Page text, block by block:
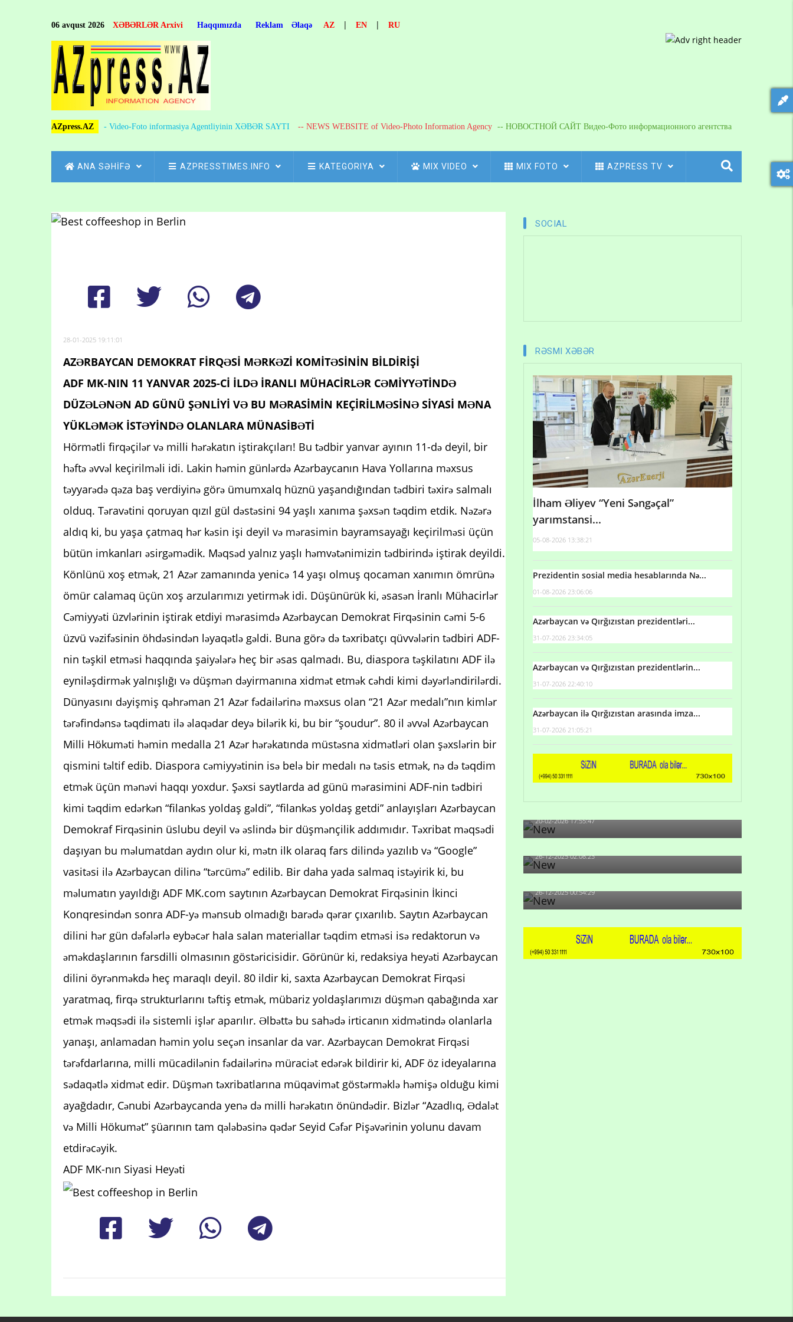
06 avqust 2026 XƏBƏRLƏR Arxivi Haqqımızda Reklam Əlaqə AZ | EN | RU
AZpress.AZ - Video-Foto informasiya Agentliyinin XƏBƏR SAYTI -- NEWS WEBSITE of Video-Photo Information Agency -- НОВОСТНОЙ САЙТ Видео-Фото информационного агентства
MAIN
NAVIGATION
ANA SƏHİFƏ AZPRESSTIMES.INFO KATEGORIYA MIX VIDEO MIX FOTO AZPRESS TV
Breadcrumb
28-01-2025 19:11:01
AZƏRBAYCAN DEMOKRAT FİRQƏSİ MƏRKƏZİ KOMİTƏSİNİN BİLDİRİŞİ
ADF MK-NIN 11 YANVAR 2025-Cİ İLDƏ İRANLI MÜHACİRLƏR CƏMİYYƏTİNDƏ
DÜZƏLƏNƏN AD GÜNÜ ŞƏNLİYİ VƏ BU MƏRASİMİN KEÇİRİLMƏSİNƏ SİYASİ MƏNA
YÜKLƏMƏK İSTƏYİNDƏ OLANLARA MÜNASİBƏTİ
Hörmətli firqəçilər və milli hərəkatın iştirakçıları! Bu tədbir yanvar ayının 11-də deyil, bir
həftə əvvəl keçirilməli idi. Lakin həmin günlərdə Azərbaycanın Hava Yollarına məxsus
təyyarədə qəza baş verdiyinə görə ümumxalq hüznü yaşandığından tədbiri təxirə salmalı
olduq. Təravətini qoruyan qızıl gül dəstəsini 94 yaşlı xanıma şəxsən təqdim etdik. Nəzərə
aldıq ki, bu yaşa çatmaq hər kəsin işi deyil və mərasimin bayramsayağı keçirilməsi üçün
bütün imkanları əsirgəmədik. Məqsəd yalnız yaşlı həmvətənimizin tədbirində iştirak deyildi.
Könlünü xoş etmək, 21 Azər zamanında yenicə 14 yaşı olmuş qocaman xanımın ömrünə
ömür calamaq üçün xoş arzularımızı yetirmək idi. Düşünürük ki, əsasən İranlı Mühacirlər
Cəmiyyəti üzvlərinin iştirak etdiyi mərasimdə Azərbaycan Demokrat Firqəsinin cəmi 5-6
üzvü vəzifəsinin öhdəsindən ləyaqətlə gəldi. Buna görə də təxribatçı qüvvələrin tədbiri ADF-
nin təşkil etməsi haqqında şaiyələrə heç bir əsas qalmadı. Bu, diaspora təşkilatını ADF ilə
eyniləşdirmək yalnışlığı və düşmən dəyirmanına xidmət etmək cəhdi kimi dəyərləndirilərdi.
Dünyasını dəyişmiş qəhrəman 21 Azər fədailərinə məxsus olan “21 Azər medalı”nın kimlər
tərəfindənsə təqdimatı ilə əlaqədar deyə bilərik ki, bu bir “şoudur”. 80 il əvvəl Azərbaycan
Milli Hökuməti həmin medalla 21 Azər hərəkatında müstəsna xidmətləri olan şəxslərin bir
qismini təltif edib. Diaspora cəmiyyətinin isə belə bir medalı nə təsis etmək, nə də təqdim
etmək üçün mənəvi haqqı yoxdur. Şəxsi saytlarda ad günü mərasimini ADF-nin tədbiri
kimi təqdim edərkən “filankəs yoldaş gəldi”, “filankəs yoldaş getdi” anlayışları Azərbaycan
Demokraf Firqəsinin üslubu deyil və əslində bir düşmənçilik addımıdır. Təxribat məqsədi
daşıyan bu məlumatdan aydın olur ki, mətn ilk olaraq fars dilində yazılıb və “Google”
vasitəsi ilə Azərbaycan dilinə “tərcümə” edilib. Bir daha yada salmaq istəyirik ki, bu
məlumatın yayıldığı ADF MK.com saytının Azərbaycan Demokrat Firqəsinin İkinci
Konqresindən sonra ADF-yə mənsub olmadığı barədə qərar çıxarılıb. Saytın Azərbaycan
dilini hər gün dəfələrlə eybəcər hala salan materiallar təqdim etməsi isə redaktorun və
əməkdaşlarının farsdilli olmasının göstəricisidir. Görünür ki, redaksiya heyəti Azərbaycan
dilini öyrənməkdə heç maraqlı deyil. 80 ildir ki, saxta Azərbaycan Demokrat Firqəsi
yaratmaq, firqə strukturlarını təftiş etmək, mübariz yoldaşlarımızı düşmən qabağında xar
etmək məqsədi ilə sistemli işlər aparılır. Əlbəttə bu sahədə irticanın xidmətində olanlarla
yanaşı, anlamadan həmin yolu seçən insanlar da var. Azərbaycan Demokrat Firqəsi
tərəfdarlarına, milli mücadilənin fədailərinə müraciət edərək bildirir ki, ADF öz ideyalarına
sədaqətlə xidmət edir. Düşmən təxribatlarına müqavimət göstərməklə həmişə olduğu kimi
ayağdadır, Cənubi Azərbaycanda yenə də milli hərəkatın önündədir. Bizlər “Azadlıq, Ədalət
və Milli Hökumət” şüarının tam qələbəsinə qədər Seyid Cəfər Pişəvərinin yolunu davam
etdirəcəyik.
ADF MK-nın Siyasi Heyəti
SOCIAL
RƏSMI XƏBƏR
İlham Əliyev “Yeni Səngəçal”
yarımstansi...
05-08-2026 13:38:21
Prezidentin sosial media hesablarında Nə...
01-08-2026 23:06:06
Azərbaycan və Qırğızıstan prezidentləri...
31-07-2026 23:34:05
Azərbaycan və Qırğızıstan prezidentlərin...
31-07-2026 22:40:10
Azərbaycan ilə Qırğızıstan arasında imza...
31-07-2026 21:05:21
artıb?
20-02-2026 17:55:47
Məni bura NAZİR GÖNDƏRİB - 1937-ci ildən
fəaliyyətdə olan və...
26-12-2025 02:08:23
-Ay qız, sən məhkəməni udmayacaqsan... Sən
bilirsən də, məni...
26-12-2025 00:54:29